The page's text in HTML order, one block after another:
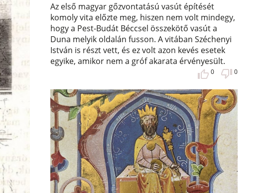
Az első magyar gőzvontatású vasút építését
komoly vita előzte meg, hiszen nem volt mindegy,
hogy a Pest-Budát Béccsel összekötő vasút a
Duna melyik oldalán fusson. A vitában Széchenyi
István is részt vett, és ez volt azon kevés esetek
egyike, amikor nem a gróf akarata érvényesült.
0 0